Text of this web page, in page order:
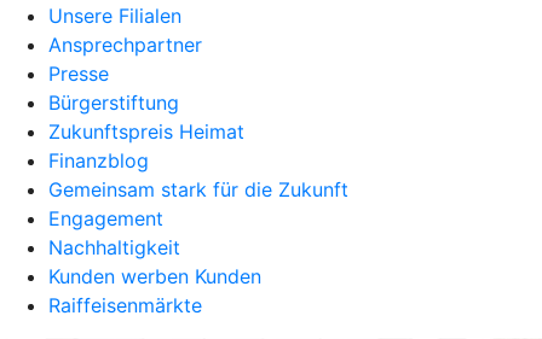
Unsere Filialen
Ansprechpartner
Presse
Bürgerstiftung
Zukunftspreis Heimat
Finanzblog
Gemeinsam stark für die Zukunft
Engagement
Nachhaltigkeit
Kunden werben Kunden
Raiffeisenmärkte